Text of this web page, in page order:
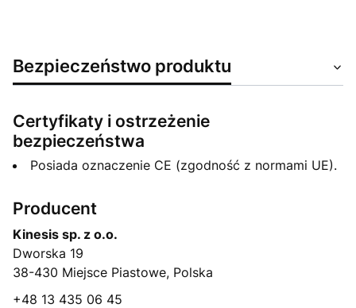
Bezpieczeństwo produktu
Certyfikaty i ostrzeżenie
bezpieczeństwa
Posiada oznaczenie CE (zgodność z normami UE).
Producent
Kinesis sp. z o.o.
Dworska 19
38-430 Miejsce Piastowe, Polska
+48 13 435 06 45